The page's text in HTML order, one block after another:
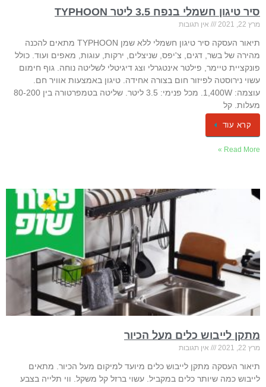
סיר טיגון חשמלי בנפח 3.5 ליטר TYPHOON
מרץ 22, 2021 אין תגובות
תיאור העסקה סיר טיגון חשמלי ללא שמן TYPHOON מתאים להכנה
מהירה של בשר, דגים, צ'יפס, שניצלים, ירקות, עוגות, מאפים ועוד. כולל
פונקציית טיימר, פילטר אינטגרלי וצג דיגיטלי לשליטה נוחה. גוף חימום
עשוי נירוסטה לפיזור חום בצורה אחידה. טיגון באמצעות אוויר חם.
עוצמה: 1,400W. מכל פנימי: 3.5 ליטר. שליטה בטמפרטורה בין 80-200
מעלות. קל
קרא עוד
Read More »
מתקן לייבוש כלים מעל הכיור
מרץ 22, 2021 אין תגובות
תיאור העסקה מתקן לייבוש כלים מיועד למיקום מעל הכיור. מתאים
לייבוש כמה שיותר כלים במקביל. עשוי ברזל קל משקל. ווי תלייה בצבע